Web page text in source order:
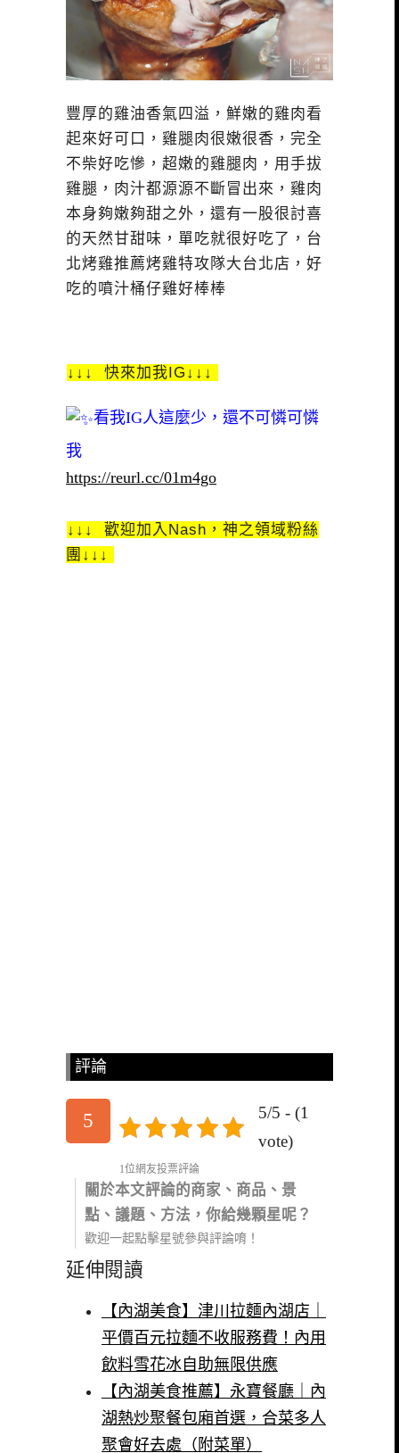
豐厚的雞油香氣四溢，鮮嫩的雞肉看
起來好可口，雞腿肉很嫩很香，完全
不柴好吃慘，超嫩的雞腿肉，用手拔
雞腿，肉汁都源源不斷冒出來，雞肉
本身夠嫩夠甜之外，還有一股很討喜
的天然甘甜味，單吃就很好吃了，台
北烤雞推薦烤雞特攻隊大台北店，好
吃的噴汁桶仔雞好棒棒
↓↓↓ 快來加我IG↓↓↓
看我IG人這麼少，還不可憐可憐
我
https://reurl.cc/01m4go
↓↓↓ 歡迎加入Nash，神之領域粉絲
團↓↓↓
評論
5
5/5 - (1
vote)
1位網友投票評論
關於本文評論的商家、商品、景
點、議題、方法，你給幾顆星呢？
歡迎一起點擊星號參與評論唷！
延伸閱讀
【內湖美食】津川拉麵內湖店｜
平價百元拉麵不收服務費！內用
飲料雪花冰自助無限供應
【內湖美食推薦】永寶餐廳｜內
湖熱炒聚餐包廂首選，合菜多人
聚會好去處（附菜單）